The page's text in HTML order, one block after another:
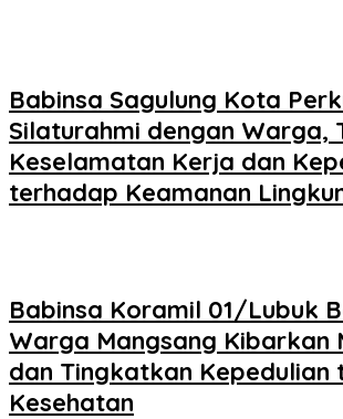
Babinsa Sagulung Kota
Silaturahmi dengan Warga,
Keselamatan Kerja dan
terhadap Keamanan
Babinsa Koramil 01/Lubuk
Warga Mangsang Kibarkan
dan Tingkatkan Kepedulian
Kesehatan